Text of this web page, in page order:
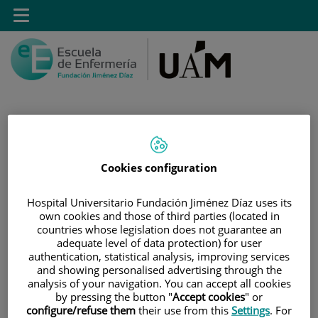
Saltar al contenido
Toggle
navigation
INICIO
MÁSTER PROPIO POR LA UAM EN CUIDADOS
AVANZADOS DEL PACIENTE EN ANESTESIA,
REANIMACIÓN Y TRATAMIENTO DEL DOLOR
|TRÍPTICO INFORMATIVO
Cookies configuration
Hospital Universitario Fundación Jiménez Díaz uses its
own cookies and those of third parties (located in
countries whose legislation does not guarantee an
adequate level of data protection) for user
authentication, statistical analysis, improving services
and showing personalised advertising through the
analysis of your navigation. You can accept all cookies
by pressing the button "Accept cookies" or
configure/refuse them their use from this Settings. For